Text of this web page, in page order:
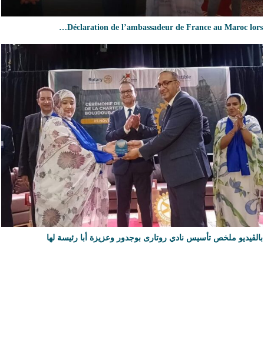
Déclaration de l’ambassadeur de France au Maroc lors…
بالڨيديو ملخص تأسيس نادي روتارى بوجدور وعزيزة أبا رئيسة لها